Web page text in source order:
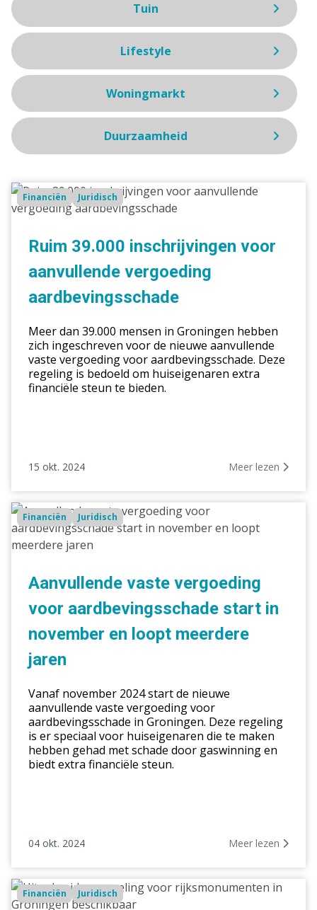
Tuin
Lifestyle
Woningmarkt
Duurzaamheid
Ruim
39.000
voor
vergoeding
aardbevingsschade
Financiën Juridisch
Ruim 39.000 inschrijvingen voor
aanvullende vergoeding
aardbevingsschade
Meer dan 39.000 mensen in Groningen hebben
zich ingeschreven voor de nieuwe aanvullende
vaste vergoeding voor aardbevingsschade. Deze
regeling is bedoeld om huiseigenaren extra
financiële steun te bieden.
15 okt. 2024 Meer lezen
Aanvullende
vaste
vergoeding
aardbevingsschade
november
loopt
jaren
Financiën Juridisch
Aanvullende vaste vergoeding
voor aardbevingsschade start in
november en loopt meerdere
jaren
Vanaf november 2024 start de nieuwe
aanvullende vaste vergoeding voor
aardbevingsschade in Groningen. Deze regeling
is er speciaal voor huiseigenaren die te maken
hebben gehad met schade door gaswinning en
biedt extra financiële steun.
04 okt. 2024 Meer lezen
Uitgebreidere
regeling
Financiën Juridisch